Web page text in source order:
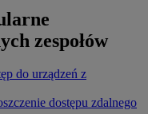
zespołów
do urządzeń z
dostępu zdalnego